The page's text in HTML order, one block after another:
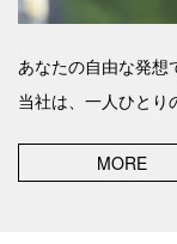
あなたの自由な発想
当社は、一人ひとり
MORE